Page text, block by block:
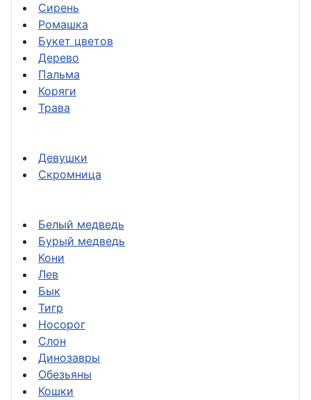
Сирень
Ромашка
Букет цветов
Дерево
Пальма
Коряги
Трава
Девушки
Скромница
Белый медведь
Бурый медведь
Кони
Лев
Бык
Тигр
Носорог
Слон
Динозавры
Обезьяны
Кошки